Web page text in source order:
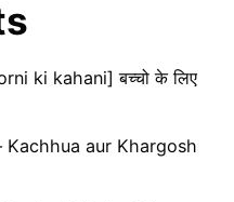
ki kahani] बच्चो के लिए
Kachhua aur Khargosh